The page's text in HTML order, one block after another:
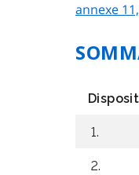
annexe
1.
2.